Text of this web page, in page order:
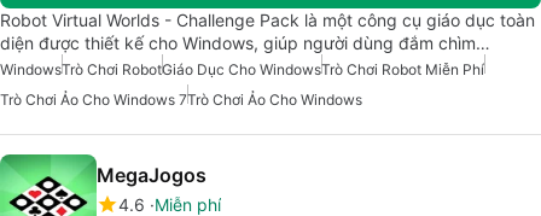
Robot Virtual Worlds - Challenge Pack là một công cụ giáo dục toàn
diện được thiết kế cho Windows, giúp người dùng đắm chìm…
WindowsTrò Chơi RobotGiáo Dục Cho WindowsTrò Chơi Robot Miễn Phí
Trò Chơi Ảo Cho Windows 7Trò Chơi Ảo Cho Windows
MegaJogos
4.6 Miễn phí